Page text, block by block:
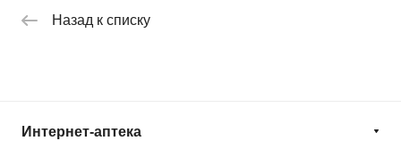
Назад к списку
Интернет-аптека